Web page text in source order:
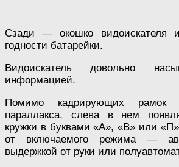
Сзади — окошко видоискателя и
годности батарейки.
Видоискатель довольно
информацией.
Помимо кадрирующих рамок
параллакса, слева в нем
кружки в буквами «А», «В» или
от включаемого режима —
выдержкой от руки или